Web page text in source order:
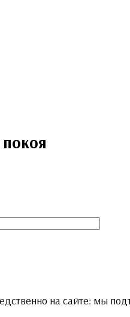
на сайте: мы